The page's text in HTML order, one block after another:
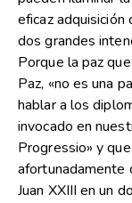
eficaz adquisición
dos grandes
Porque la paz
Paz, «no es una
hablar a los
invocado en
Progressio» y
afortunadamente
Juan XXIII en un